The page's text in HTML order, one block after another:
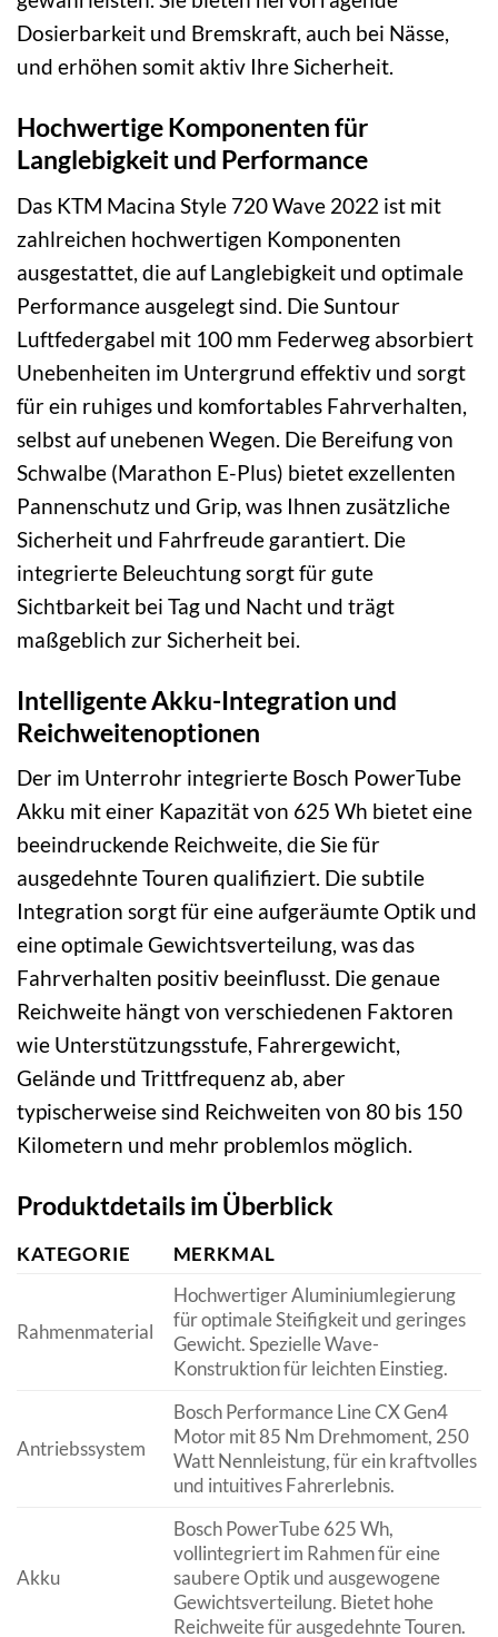
Dosierbarkeit und Bremskraft, auch bei Nässe,
und erhöhen somit aktiv Ihre Sicherheit.
Hochwertige Komponenten für
Langlebigkeit und Performance
Das KTM Macina Style 720 Wave 2022 ist mit
zahlreichen hochwertigen Komponenten
ausgestattet, die auf Langlebigkeit und optimale
Performance ausgelegt sind. Die Suntour
Luftfedergabel mit 100 mm Federweg absorbiert
Unebenheiten im Untergrund effektiv und sorgt
für ein ruhiges und komfortables Fahrverhalten,
selbst auf unebenen Wegen. Die Bereifung von
Schwalbe (Marathon E-Plus) bietet exzellenten
Pannenschutz und Grip, was Ihnen zusätzliche
Sicherheit und Fahrfreude garantiert. Die
integrierte Beleuchtung sorgt für gute
Sichtbarkeit bei Tag und Nacht und trägt
maßgeblich zur Sicherheit bei.
Intelligente Akku-Integration und
Reichweitenoptionen
Der im Unterrohr integrierte Bosch PowerTube
Akku mit einer Kapazität von 625 Wh bietet eine
beeindruckende Reichweite, die Sie für
ausgedehnte Touren qualifiziert. Die subtile
Integration sorgt für eine aufgeräumte Optik und
eine optimale Gewichtsverteilung, was das
Fahrverhalten positiv beeinflusst. Die genaue
Reichweite hängt von verschiedenen Faktoren
wie Unterstützungsstufe, Fahrergewicht,
Gelände und Trittfrequenz ab, aber
typischerweise sind Reichweiten von 80 bis 150
Kilometern und mehr problemlos möglich.
Produktdetails im Überblick
KATEGORIE MERKMAL
Rahmenmaterial
Hochwertiger Aluminiumlegierung
für optimale Steifigkeit und geringes
Gewicht. Spezielle Wave-
Konstruktion für leichten Einstieg.
Antriebssystem
Bosch Performance Line CX Gen4
Motor mit 85 Nm Drehmoment, 250
Watt Nennleistung, für ein kraftvolles
und intuitives Fahrerlebnis.
Akku
Bosch PowerTube 625 Wh,
vollintegriert im Rahmen für eine
saubere Optik und ausgewogene
Gewichtsverteilung. Bietet hohe
Reichweite für ausgedehnte Touren.